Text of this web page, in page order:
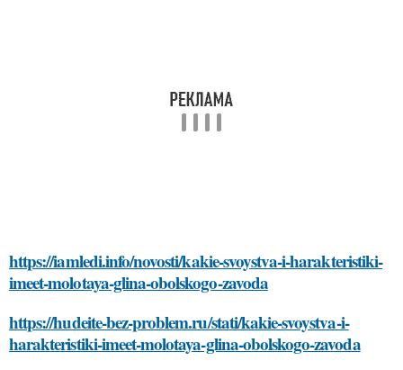
https://iamledi.info/novosti/kakie-svoystva-i-harakteristiki-
imeet-molotaya-glina-obolskogo-zavoda
https://hudeite-bez-problem.ru/stati/kakie-svoystva-i-
harakteristiki-imeet-molotaya-glina-obolskogo-zavoda